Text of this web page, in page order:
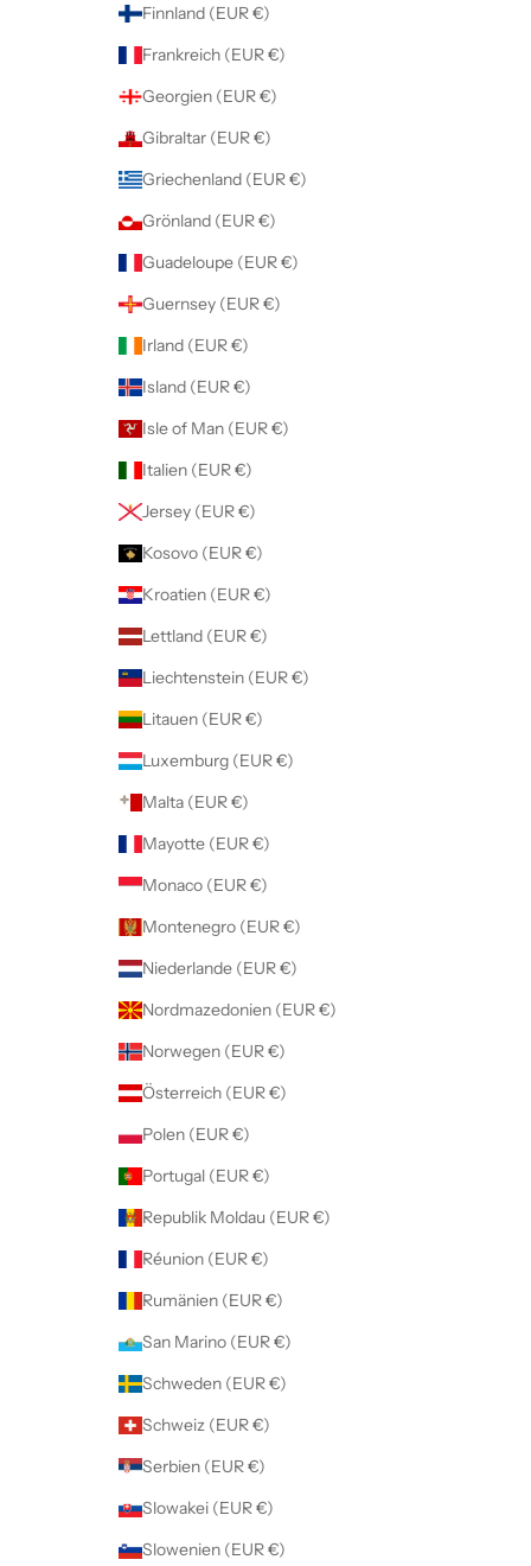
Finnland (EUR €)
Frankreich (EUR €)
Georgien (EUR €)
Gibraltar (EUR €)
Griechenland (EUR €)
Grönland (EUR €)
Guadeloupe (EUR €)
Guernsey (EUR €)
Irland (EUR €)
Island (EUR €)
Isle of Man (EUR €)
Italien (EUR €)
Jersey (EUR €)
Kosovo (EUR €)
Kroatien (EUR €)
Lettland (EUR €)
Liechtenstein (EUR €)
Litauen (EUR €)
Luxemburg (EUR €)
Malta (EUR €)
Mayotte (EUR €)
Monaco (EUR €)
Montenegro (EUR €)
Niederlande (EUR €)
Nordmazedonien (EUR €)
Norwegen (EUR €)
Österreich (EUR €)
Polen (EUR €)
Portugal (EUR €)
Republik Moldau (EUR €)
Réunion (EUR €)
Rumänien (EUR €)
San Marino (EUR €)
Schweden (EUR €)
Schweiz (EUR €)
Serbien (EUR €)
Slowakei (EUR €)
Slowenien (EUR €)